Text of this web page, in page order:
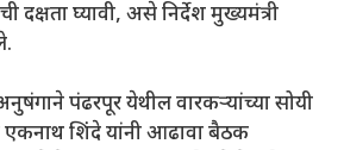
दक्षता घ्यावी, असे निर्देश मुख्यमंत्री
पंढरपूर येथील वारकऱ्यांच्या सोयी
एकनाथ शिंदे यांनी आढावा बैठक